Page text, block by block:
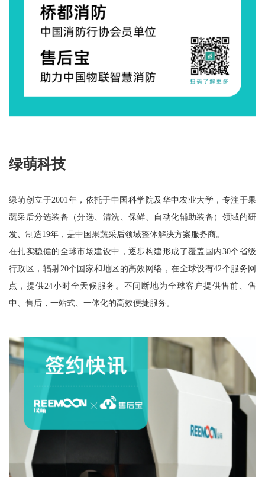
绿萌科技
绿萌创立于2001年，依托于中国科学院及华中农业大学，专注于果
蔬采后分选装备（分选、清洗、保鲜、自动化辅助装备）领域的研
发、制造19年，是中国果蔬采后领域整体解决方案服务商。
在扎实稳健的全球市场建设中，逐步构建形成了覆盖国内30个省级
行政区，辐射20个国家和地区的高效网络，在全球设有42个服务网
点，提供24小时全天候服务。不间断地为全球客户提供售前、售
中、售后，一站式、一体化的高效便捷服务。